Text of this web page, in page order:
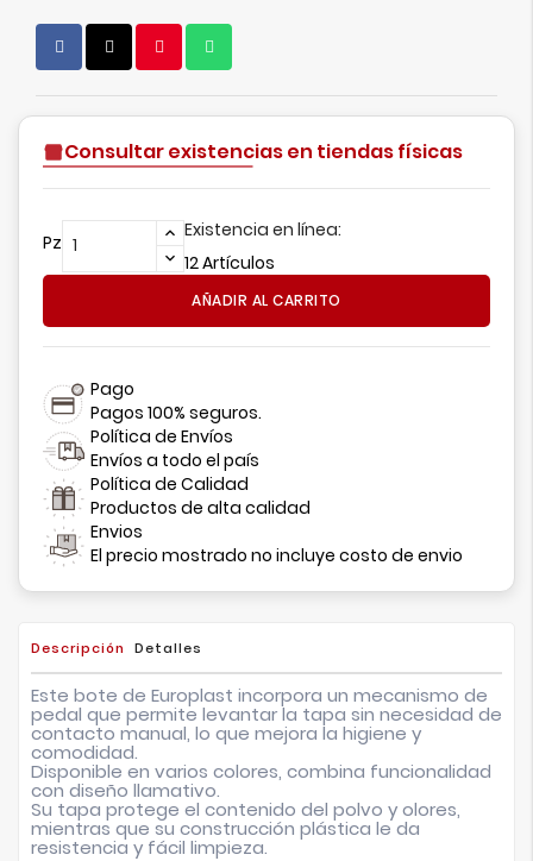
Consultar existencias en tiendas físicas
Pz
Existencia en línea:
12 Artículos
AÑADIR AL CARRITO
Pago
Pagos 100% seguros.
Política de Envíos
Envíos a todo el país
Política de Calidad
Productos de alta calidad
Envios
El precio mostrado no incluye costo de envio
Descripción Detalles
Este bote de Europlast incorpora un mecanismo de
pedal que permite levantar la tapa sin necesidad de
contacto manual, lo que mejora la higiene y
comodidad.
Disponible en varios colores, combina funcionalidad
con diseño llamativo.
Su tapa protege el contenido del polvo y olores,
mientras que su construcción plástica le da
resistencia y fácil limpieza.